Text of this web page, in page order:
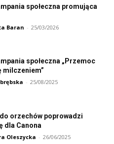
społeczna promująca
Baran - 25/03/2026
społeczna „Przemoc
milczeniem”
- 25/08/2025
orzechów poprowadzi
dla Canona
Oleszycka - 26/06/2025